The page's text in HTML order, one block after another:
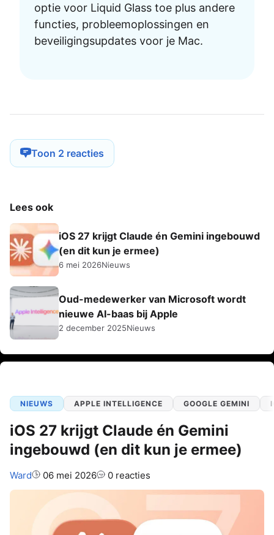
optie voor Liquid Glass toe plus andere
functies, probleemoplossingen en
beveiligingsupdates voor je Mac.
Toon 2 reacties
Lees ook
iOS 27 krijgt Claude én Gemini ingebouwd
(en dit kun je ermee)
6 mei 2026Nieuws
Oud-medewerker van Microsoft wordt
nieuwe AI-baas bij Apple
2 december 2025Nieuws
NIEUWS APPLE INTELLIGENCE GOOGLE GEMINI
iOS 27 krijgt Claude én Gemini
ingebouwd (en dit kun je ermee)
Auteur:
Ward 06 mei 2026 0 reacties